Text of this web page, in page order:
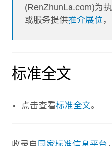
(RenZhunLa.com)为
或服务提供推介展位
标准全文
点击查看标准全文。